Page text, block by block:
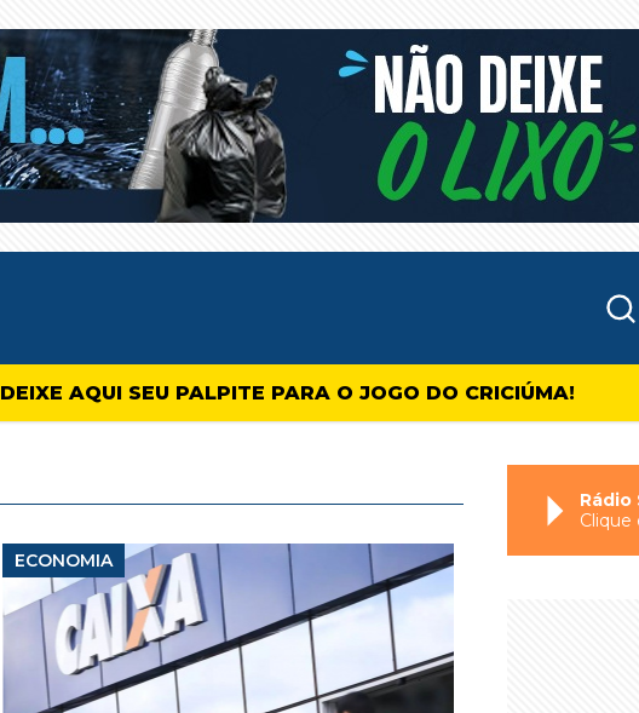
DEIXE AQUI SEU PALPITE PARA O JOGO DO CRICIÚMA!
ECONOMIA
Rádio
Clique